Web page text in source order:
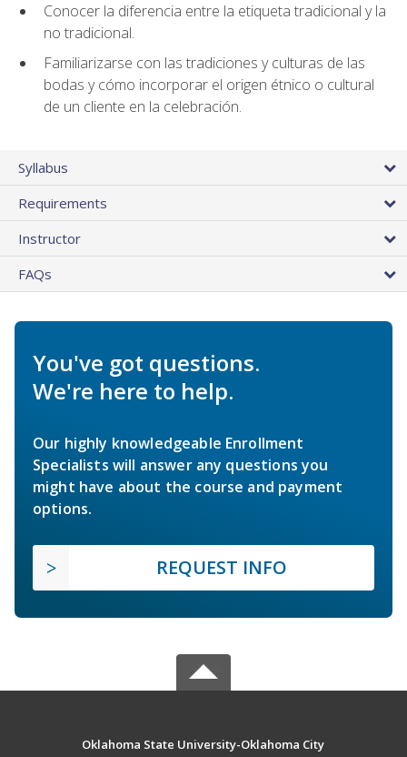
Conocer la diferencia entre la etiqueta tradicional y la
no tradicional.
Familiarizarse con las tradiciones y culturas de las
bodas y cómo incorporar el origen étnico o cultural
de un cliente en la celebración.
Syllabus
Requirements
Instructor
FAQs
You've got questions.
We're here to help.
Our highly knowledgeable Enrollment
Specialists will answer any questions you
might have about the course and payment
options.
REQUEST INFO
Oklahoma State University-Oklahoma City